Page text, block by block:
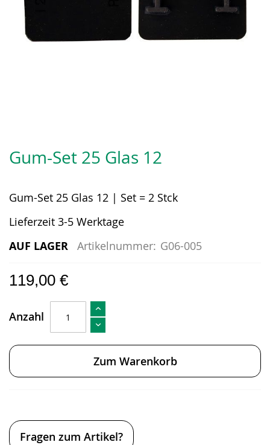
der
Gum-Set 25 Glas 12
Gum-Set 25 Glas 12 | Set = 2 Stck
Lieferzeit 3-5 Werktage
AUF LAGER Artikelnummer: G06-005
119,00 €
Anzahl
Zum Warenkorb
Fragen zum Artikel?